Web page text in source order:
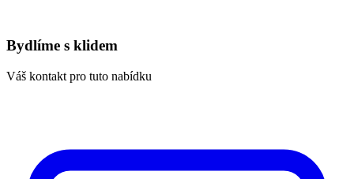
Bydlíme s klidem
Váš kontakt pro tuto nabídku